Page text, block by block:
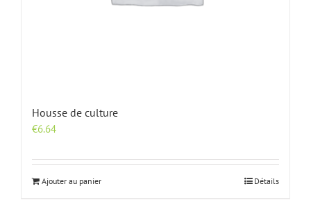
Housse de culture
€6.64
Ajouter au panier Détails